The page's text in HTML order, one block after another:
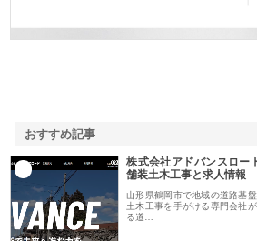
おすすめ記事
株式会社アドバンスロー
舗装土木工事と求人情報
山形県鶴岡市で地域の道路基
土木工事を手がける専門会社
る道…